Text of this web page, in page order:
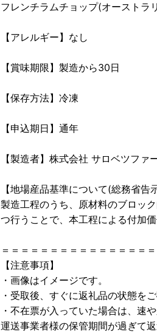
フレンチラムチョップ(オーストラ
【アレルギー】なし
【賞味期限】製造から30日
【保存方法】冷凍
【申込期日】通年
【製造者】株式会社 サロベツファ
【地場産品基準について(総務省告
製造工程のうち、原材料のブロッ
つ行うことで、本工程による付加
＝＝＝＝＝＝＝＝＝＝＝＝＝＝＝
【注意事項】
・画像はイメージです。
・受取後、すぐに返礼品の状態をご
・不在票が入っていた場合は、速
運送事業者様の保管期間が過ぎて